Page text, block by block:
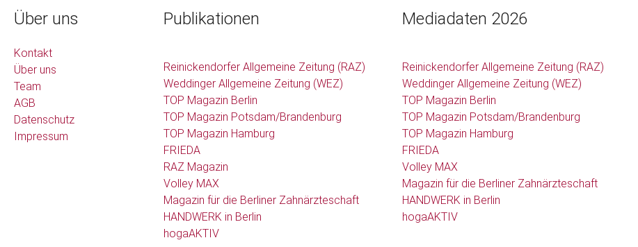
Über uns
Kontakt
Über uns
Team
AGB
Datenschutz
Impressum
Publikationen
Reinickendorfer Allgemeine Zeitung (RAZ)
Weddinger Allgemeine Zeitung (WEZ)
TOP Magazin Berlin
TOP Magazin Potsdam/Brandenburg
TOP Magazin Hamburg
FRIEDA
RAZ Magazin
Volley MAX
Magazin für die Berliner Zahnärzteschaft
HANDWERK in Berlin
hogaAKTIV
Mediadaten 2026
Reinickendorfer Allgemeine Zeitung (RAZ)
Weddinger Allgemeine Zeitung (WEZ)
TOP Magazin Berlin
TOP Magazin Potsdam/Brandenburg
TOP Magazin Hamburg
FRIEDA
Volley MAX
Magazin für die Berliner Zahnärzteschaft
HANDWERK in Berlin
hogaAKTIV